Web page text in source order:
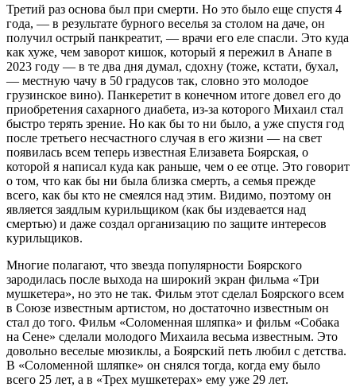
Третий раз основа был при смерти. Но это было еще спустя 4
года, — в результате бурного веселья за столом на даче, он
получил острый панкреатит, — врачи его еле спасли. Это куда
как хуже, чем заворот кишок, который я пережил в Анапе в
2023 году — в те два дня думал, сдохну (тоже, кстати, бухал,
— местную чачу в 50 градусов так, словно это молодое
грузинское вино). Панкеретит в конечном итоге довел его до
приобретения сахарного диабета, из-за которого Михаил стал
быстро терять зрение. Но как бы то ни было, а уже спустя год
после третьего несчастного случая в его жизни — на свет
появилась всем теперь известная Елизавета Боярская, о
которой я написал куда как раньше, чем о ее отце. Это говорит
о том, что как бы ни была близка смерть, а семья прежде
всего, как бы кто не смеялся над этим. Видимо, поэтому он
является заядлым курильщиком (как бы издевается над
смертью) и даже создал организацию по защите интересов
курильщиков.
Многие полагают, что звезда популярности Боярского
зародилась после выхода на широкий экран фильма «Три
мушкетера», но это не так. Фильм этот сделал Боярского всем
в Союзе известным артистом, но достаточно известным он
стал до того. Фильм «Соломенная шляпка» и фильм «Собака
на Сене» сделали молодого Михаила весьма известным. Это
довольно веселые мюзиклы, а Боярский петь любил с детства.
В «Соломенной шляпке» он снялся тогда, когда ему было
всего 25 лет, а в «Трех мушкетерах» ему уже 29 лет.